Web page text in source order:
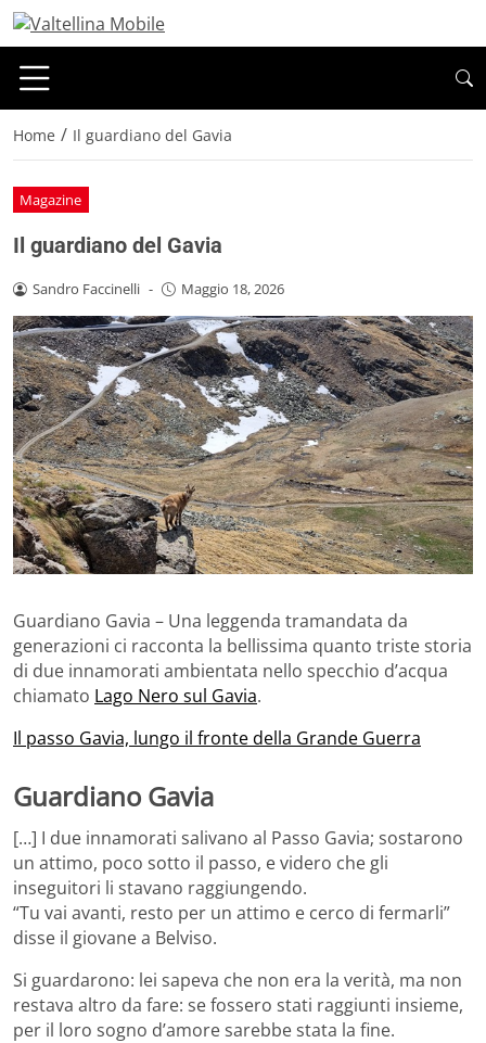
Home / Il guardiano del Gavia
Magazine
Il guardiano del Gavia
Sandro Faccinelli - Maggio 18, 2026
Guardiano Gavia – Una leggenda tramandata da
generazioni ci racconta la bellissima quanto triste storia
di due innamorati ambientata nello specchio d’acqua
chiamato Lago Nero sul Gavia.
Il passo Gavia, lungo il fronte della Grande Guerra
Guardiano Gavia
[…] I due innamorati salivano al Passo Gavia; sostarono
un attimo, poco sotto il passo, e videro che gli
inseguitori li stavano raggiungendo.
“Tu vai avanti, resto per un attimo e cerco di fermarli”
disse il giovane a Belviso.
Si guardarono: lei sapeva che non era la verità, ma non
restava altro da fare: se fossero stati raggiunti insieme,
per il loro sogno d’amore sarebbe stata la fine.